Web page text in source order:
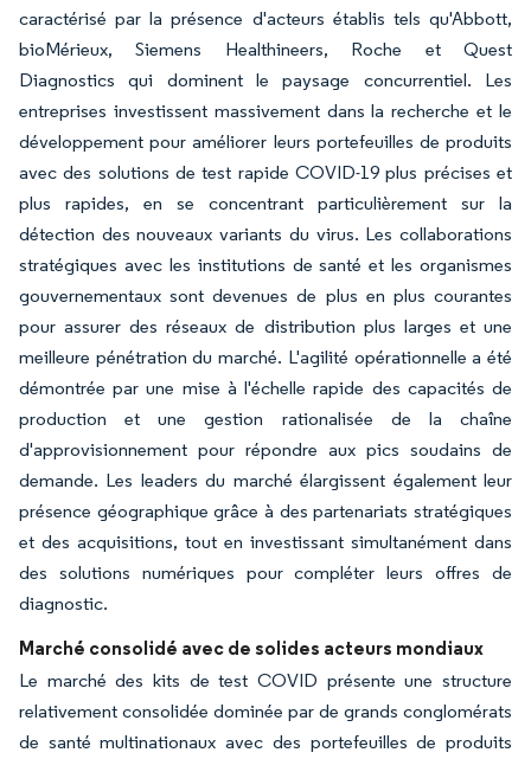
caractérisé par la présence d'acteurs établis tels qu'Abbott,
bioMérieux, Siemens Healthineers, Roche et Quest
Diagnostics qui dominent le paysage concurrentiel. Les
entreprises investissent massivement dans la recherche et le
développement pour améliorer leurs portefeuilles de produits
avec des solutions de test rapide COVID-19 plus précises et
plus rapides, en se concentrant particulièrement sur la
détection des nouveaux variants du virus. Les collaborations
stratégiques avec les institutions de santé et les organismes
gouvernementaux sont devenues de plus en plus courantes
pour assurer des réseaux de distribution plus larges et une
meilleure pénétration du marché. L'agilité opérationnelle a été
démontrée par une mise à l'échelle rapide des capacités de
production et une gestion rationalisée de la chaîne
d'approvisionnement pour répondre aux pics soudains de
demande. Les leaders du marché élargissent également leur
présence géographique grâce à des partenariats stratégiques
et des acquisitions, tout en investissant simultanément dans
des solutions numériques pour compléter leurs offres de
diagnostic.
Marché consolidé avec de solides acteurs mondiaux
Le marché des kits de test COVID présente une structure
relativement consolidée dominée par de grands conglomérats
de santé multinationaux avec des portefeuilles de produits